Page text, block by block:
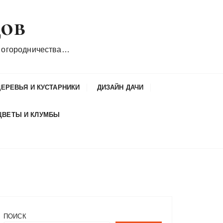
И КУСТАРНИКИ ДИЗАЙН ДАЧИ
И КЛУМБЫ
ПОИСК